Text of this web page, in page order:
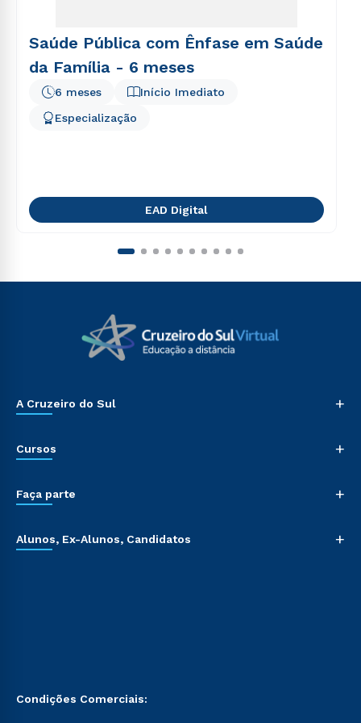
Saúde Pública com Ênfase em Saúde
da Família - 6 meses
Início Imediato
6 meses
Especialização
EAD Digital
A Cruzeiro do Sul +
Cursos +
Faça parte +
Alunos, Ex-Alunos, Candidatos +
Condições Comerciais: